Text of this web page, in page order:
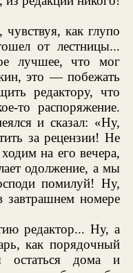
как глупо
от лестницы...
лучшее, что мог
это — побежать
редактору, что
то распоряжение.
и сказал: «Ну,
за рецензии! Не
на его вечера,
одолжение, а мы
помилуй! Ну,
завтрашнем номере
редактор... Ну, а
как порядочный
остаться дома и